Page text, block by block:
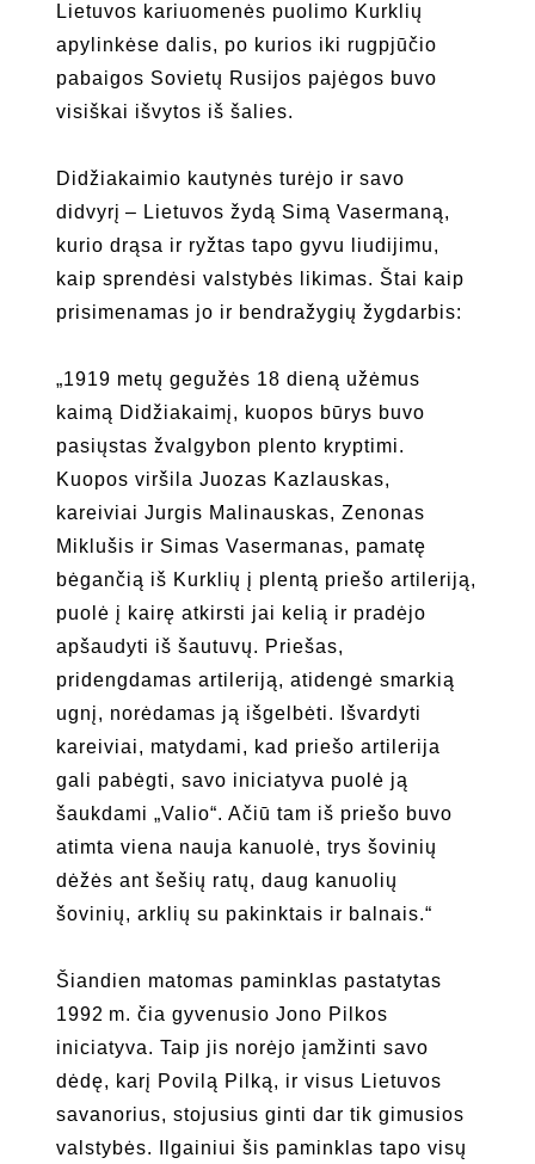
Lietuvos kariuomenės puolimo Kurklių
apylinkėse dalis, po kurios iki rugpjūčio
pabaigos Sovietų Rusijos pajėgos buvo
visiškai išvytos iš šalies.
Didžiakaimio kautynės turėjo ir savo
didvyrį – Lietuvos žydą Simą Vasermaną,
kurio drąsa ir ryžtas tapo gyvu liudijimu,
kaip sprendėsi valstybės likimas. Štai kaip
prisimenamas jo ir bendražygių žygdarbis:
„1919 metų gegužės 18 dieną užėmus
kaimą Didžiakaimį, kuopos būrys buvo
pasiųstas žvalgybon plento kryptimi.
Kuopos viršila Juozas Kazlauskas,
kareiviai Jurgis Malinauskas, Zenonas
Miklušis ir Simas Vasermanas, pamatę
bėgančią iš Kurklių į plentą priešo artileriją,
puolė į kairę atkirsti jai kelią ir pradėjo
apšaudyti iš šautuvų. Priešas,
pridengdamas artileriją, atidengė smarkią
ugnį, norėdamas ją išgelbėti. Išvardyti
kareiviai, matydami, kad priešo artilerija
gali pabėgti, savo iniciatyva puolė ją
šaukdami „Valio“. Ačiū tam iš priešo buvo
atimta viena nauja kanuolė, trys šovinių
dėžės ant šešių ratų, daug kanuolių
šovinių, arklių su pakinktais ir balnais.“
Šiandien matomas paminklas pastatytas
1992 m. čia gyvenusio Jono Pilkos
iniciatyva. Taip jis norėjo įamžinti savo
dėdę, karį Povilą Pilką, ir visus Lietuvos
savanorius, stojusius ginti dar tik gimusios
valstybės. Ilgainiui šis paminklas tapo visų